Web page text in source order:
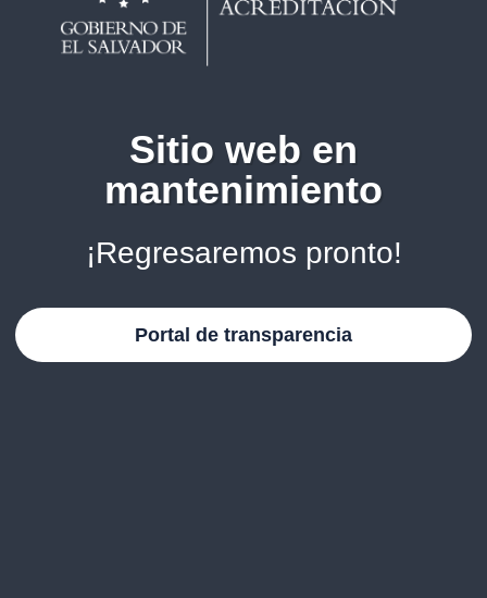
Sitio web en
mantenimiento
¡Regresaremos pronto!
Portal de transparencia